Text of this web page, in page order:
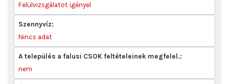
Felülvizsgálatot igényel
Szennyvíz:
Nincs adat
A település a falusi CSOK feltételeinek megfelel.:
nem